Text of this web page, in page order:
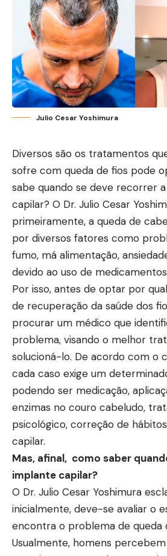
Julio Cesar Yoshimura
Diversos são os tratamentos
sofre com queda de fios pode
sabe quando se deve recorrer
capilar? O Dr. Julio Cesar
primeiramente, a queda de
por diversos fatores como
fumo, má alimentação,
devido ao uso de
Por isso, antes de optar por
de recuperação da saúde dos
procurar um médico que
problema, visando o melhor
solucioná-lo. De acordo com o
cada caso exige um
podendo ser medicação,
enzimas no couro cabeludo,
psicológico, correção de
capilar.
Mas, afinal, como saber
implante capilar?
O Dr. Julio Cesar Yoshimura
inicialmente, deve-se avaliar o
encontra o problema de queda
Usualmente, homens